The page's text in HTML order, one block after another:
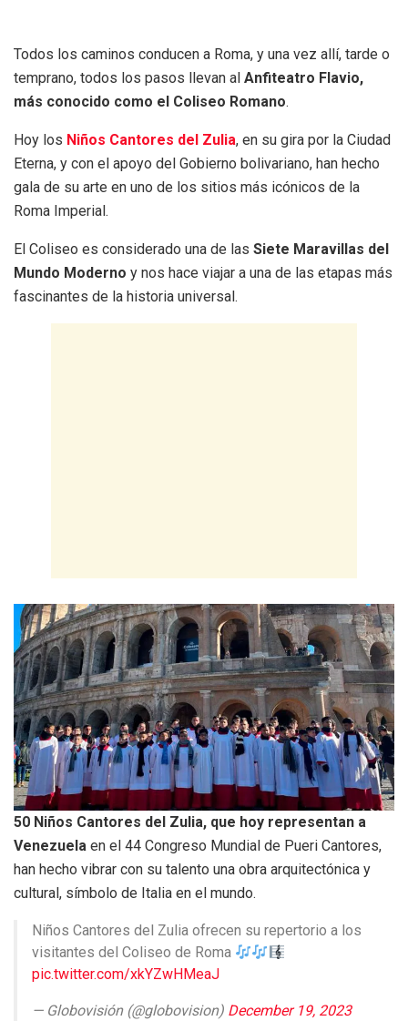
Todos los caminos conducen a Roma, y una vez allí, tarde o
temprano, todos los pasos llevan al Anfiteatro Flavio,
más conocido como el Coliseo Romano.
Hoy los Niños Cantores del Zulia, en su gira por la Ciudad
Eterna, y con el apoyo del Gobierno bolivariano, han hecho
gala de su arte en uno de los sitios más icónicos de la
Roma Imperial.
El Coliseo es considerado una de las Siete Maravillas del
Mundo Moderno y nos hace viajar a una de las etapas más
fascinantes de la historia universal.
50 Niños Cantores del Zulia, que hoy representan a
Venezuela en el 44 Congreso Mundial de Pueri Cantores,
han hecho vibrar con su talento una obra arquitectónica y
cultural, símbolo de Italia en el mundo.
Niños Cantores del Zulia ofrecen su repertorio a los
visitantes del Coliseo de Roma
pic.twitter.com/xkYZwHMeaJ
— Globovisión (@globovision) December 19, 2023